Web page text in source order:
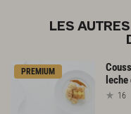
LES
PREMIUM
leche
16